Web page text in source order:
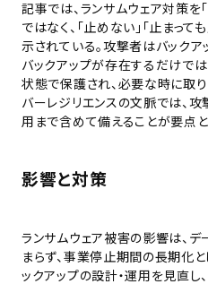
記事では、ランサムウェア対策を
ではなく、「止めない」「止まっ
示されている。攻撃者はバックア
バックアップが存在するだけで
状態で保護され、必要な時に取
バーレジリエンスの文脈では、
用まで含めて備えることが要点と
影響と対策
ランサムウェア被害の影響は、
まらず、事業停止期間の長期化と
ックアップの設計・運用を見直し